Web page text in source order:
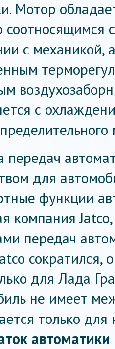
Мотор
соотносящимся
с механикой,
с
передач
для
функции
компания
передач
сократился,
для Лада
не имеет
только